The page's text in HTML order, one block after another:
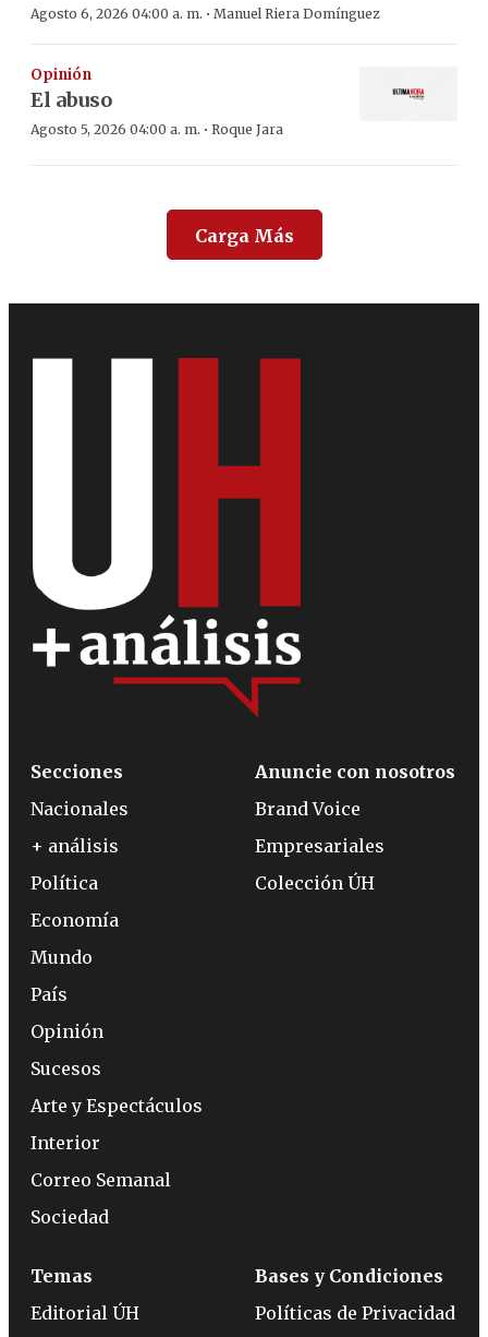
Agosto 6, 2026 04:00 a. m. · Manuel Riera Domínguez
Opinión
El abuso
Agosto 5, 2026 04:00 a. m. · Roque Jara
Carga Más
Secciones
Nacionales
+ análisis
Política
Economía
Mundo
País
Opinión
Sucesos
Arte y Espectáculos
Interior
Correo Semanal
Sociedad
Anuncie con nosotros
Brand Voice
Empresariales
Colección ÚH
Temas
Editorial ÚH
Bases y Condiciones
Políticas de Privacidad